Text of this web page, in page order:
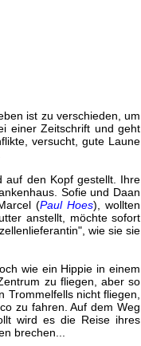
ist zu verschieden, um
einer Zeitschrift und geht
versucht, gute Laune
auf den Kopf gestellt. Ihre
Sofie und Daan
(Paul Hoes), wollten
anstellt, möchte sofort
wie sie sie
wie ein Hippie in einem
zu fliegen, aber so
nicht fliegen,
zu fahren. Auf dem Weg
wird es die Reise ihres
brechen...